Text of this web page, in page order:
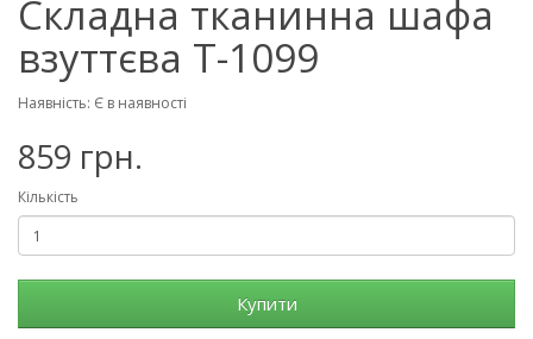
Складна тканинна шафа
взуттєва T-1099
Наявність: Є в наявності
859 грн.
Кількість
Купити